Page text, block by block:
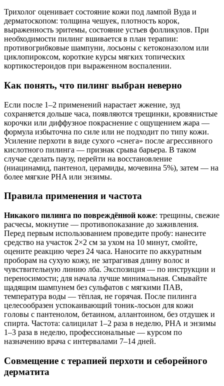
Трихолог оценивает состояние кожи под лампой Вуда и
дерматоскопом: толщина чешуек, плотность корок,
выраженность эритемы, состояние устьев фолликулов. При
необходимости пилинг вшивается в план терапии:
противогрибковые шампуни, лосьоны с кетоконазолом или
циклопироксом, короткие курсы мягких топических
кортикостероидов при выраженном воспалении.
Как понять, что пилинг выбран неверно
Если после 1–2 применений нарастает жжение, зуд
сохраняется дольше часа, появляются трещинки, кровянистые
корочки или диффузное покраснение с ощущением жара —
формула избыточна по силе или не подходит по типу кожи.
Усиление перхоти в виде сухого «снега» после агрессивного
кислотного пилинга — признак срыва барьера. В таком
случае сделать паузу, перейти на восстановление
(ниацинамид, пантенол, церамиды, мочевина 5%), затем — на
более мягкие PHA или энзимы.
Правила применения и частота
Никакого пилинга по повреждённой коже: трещины, свежие
расчесы, мокнутие — противопоказание до заживления.
Перед первым использованием проведите пробу: нанесите
средство на участок 2×2 см за ухом на 10 минут, смойте,
оцените реакцию через 24 часа. Наносите по аккуратным
проборам на сухую кожу, не затрагивая длину волос и
чувствительную линию лба. Экспозиция — по инструкции и
переносимости; для начала лучше минимальная. Смывайте
щадящим шампунем без сульфатов с мягкими ПАВ,
температура воды — тёплая, не горячая. После пилинга
целесообразен успокаивающий тоник-лосьон для кожи
головы с пантенолом, бетаином, аллантоином, без отдушек и
спирта. Частота: салицилат 1–2 раза в неделю, PНА и энзимы
1–3 раза в неделю, профессиональные — курсом по
назначению врача с интервалами 7–14 дней.
Совмещение с терапией перхоти и себорейного
дерматита